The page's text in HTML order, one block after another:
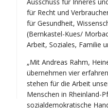
für Recht und
für Gesundheit,
(Bernkastel-Kues/
Arbeit, Soziales, Familie
„Mit Andreas Rahm,
übernehmen vier
stehen für die Arbeit
Menschen in Rheinland-
sozialdemokratische